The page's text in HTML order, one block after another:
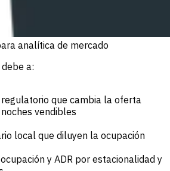
analítica de mercado
a:
que cambia la oferta
vendibles
local que diluyen la ocupación
y ADR por estacionalidad y